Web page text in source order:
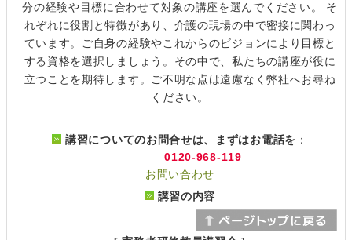
分の経験や目標に合わせて対象の講座を選んでください。 そ
れぞれに役割と特徴があり、介護の現場の中で密接に関わっ
ています。ご自身の経験やこれからのビジョンにより目標と
する資格を選択しましょう。その中で、私たちの講座が役に
立つことを期待します。ご不明な点は遠慮なく弊社へお尋ね
ください。
講習についてのお問合せは、まずはお電話を ：
0120-968-119
お問い合わせ
講習の内容